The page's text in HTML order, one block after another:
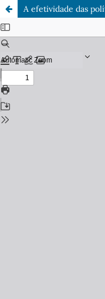
A efetividade das